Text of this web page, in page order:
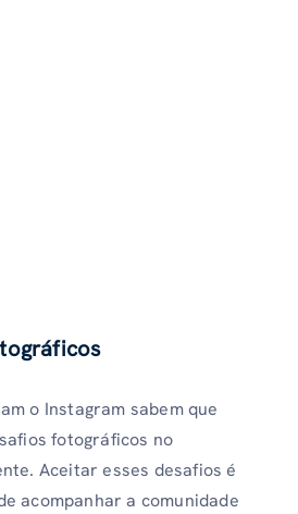
o Instagram sabem que
fotográficos no
Aceitar esses desafios é
acompanhar a comunidade